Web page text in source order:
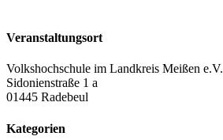
Veranstaltungsort
Volkshochschule im Landkreis Meißen e.V.
Sidonienstraße 1 a
01445 Radebeul
Kategorien